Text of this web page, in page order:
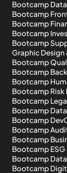
Bootcamp
Bootcamp
Bootcamp
Bootcamp
Bootcamp
Graphic Design
Bootcamp
Bootcamp
Bootcamp
Bootcamp Risk
Bootcamp
Bootcamp Data
Bootcamp
Bootcamp
Bootcamp
Bootcamp
Bootcamp
Bootcamp